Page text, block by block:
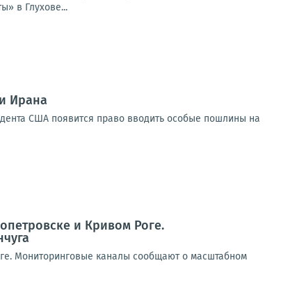
в Глухове...
Ирана
США появится право вводить особые пошлины на
и Кривом Роге.
Мониторинговые каналы сообщают о масштабном